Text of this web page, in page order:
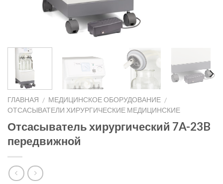
ГЛАВНАЯ / МЕДИЦИНСКОЕ ОБОРУДОВАНИЕ /
ОТСАСЫВАТЕЛИ ХИРУРГИЧЕСКИЕ МЕДИЦИНСКИЕ
Отсасыватель хирургический 7A-23B
передвижной